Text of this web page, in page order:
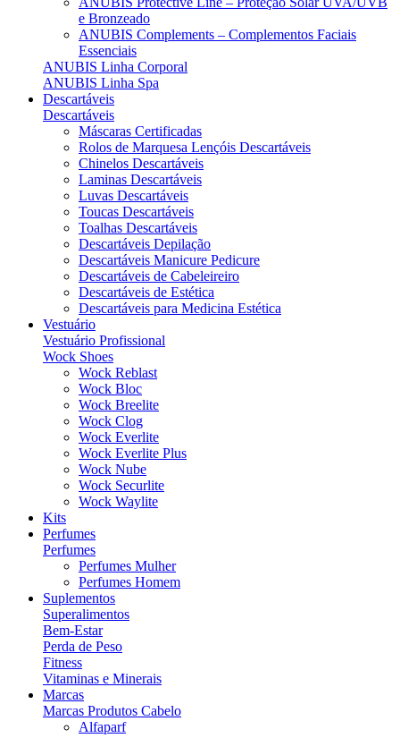
e Bronzeado
ANUBIS Complements – Complementos Faciais
Essenciais
ANUBIS Linha Corporal
ANUBIS Linha Spa
Descartáveis
Descartáveis
Máscaras Certificadas
Rolos de Marquesa Lençóis Descartáveis
Chinelos Descartáveis
Laminas Descartáveis
Luvas Descartáveis
Toucas Descartáveis
Toalhas Descartáveis
Descartáveis Depilação
Descartáveis Manicure Pedicure
Descartáveis de Cabeleireiro
Descartáveis de Estética
Descartáveis para Medicina Estética
Vestuário
Vestuário Profissional
Wock Shoes
Wock Reblast
Wock Bloc
Wock Breelite
Wock Clog
Wock Everlite
Wock Everlite Plus
Wock Nube
Wock Securlite
Wock Waylite
Kits
Perfumes
Perfumes
Perfumes Mulher
Perfumes Homem
Suplementos
Superalimentos
Bem-Estar
Perda de Peso
Fitness
Vitaminas e Minerais
Marcas
Marcas Produtos Cabelo
Alfaparf